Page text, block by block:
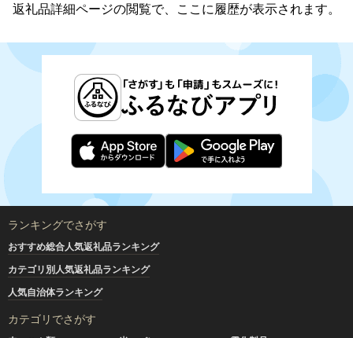
返礼品詳細ページの閲覧で、ここに履歴が表示されます。
ランキングでさがす
おすすめ総合人気返礼品ランキング
カテゴリ別人気返礼品ランキング
人気自治体ランキング
カテゴリでさがす